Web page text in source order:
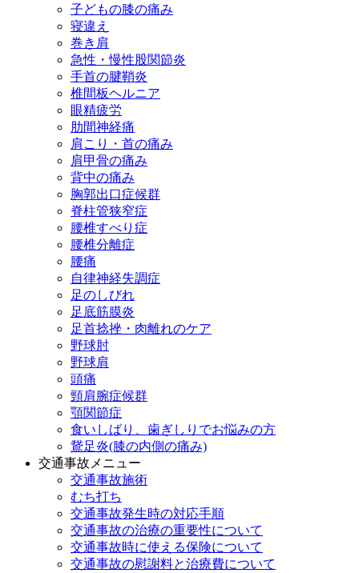
子どもの膝の痛み
寝違え
巻き肩
急性・慢性股関節炎
手首の腱鞘炎
椎間板ヘルニア
眼精疲労
肋間神経痛
肩こり・首の痛み
肩甲骨の痛み
背中の痛み
胸郭出口症候群
脊柱管狭窄症
腰椎すべり症
腰椎分離症
腰痛
自律神経失調症
足のしびれ
足底筋膜炎
足首捻挫・肉離れのケア
野球肘
野球肩
頭痛
頸肩腕症候群
顎関節症
食いしばり、歯ぎしりでお悩みの方
鵞足炎(膝の内側の痛み)
交通事故メニュー
交通事故施術
むち打ち
交通事故発生時の対応手順
交通事故の治療の重要性について
交通事故時に使える保険について
交通事故の慰謝料と治療費について